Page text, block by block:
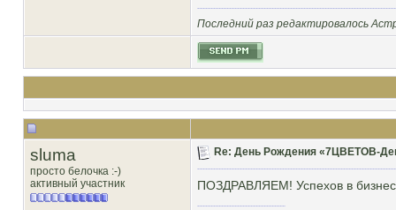
Последний раз редактировалось
sluma
просто белочка :-)
активный участник
Re: День Рождения «7ЦВЕТОВ-
ПОЗДРАВЛЯЕМ! Успехов в